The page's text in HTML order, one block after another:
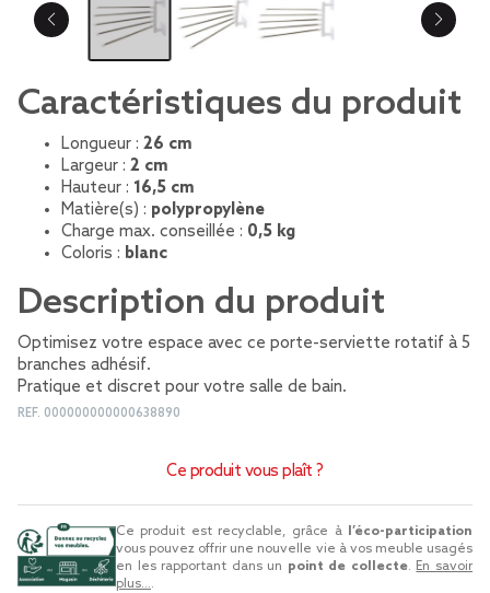
Caractéristiques du produit
Longueur : 26 cm
Largeur : 2 cm
Hauteur : 16,5 cm
Matière(s) : polypropylène
Charge max. conseillée : 0,5 kg
Coloris : blanc
Description du produit
Optimisez votre espace avec ce porte-serviette rotatif à 5
branches adhésif.
Pratique et discret pour votre salle de bain.
REF. 000000000000638890
Ce produit vous plaît ?
Ce produit est recyclable, grâce à
l’éco-participation
vous pouvez offrir une nouvelle vie à vos meuble usagés
en les rapportant dans un point de collecte. En savoir
plus....